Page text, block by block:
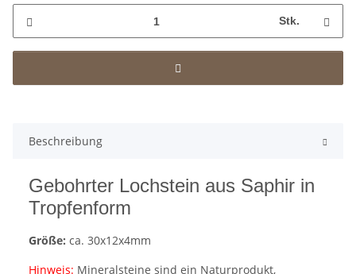
Stk.
Beschreibung
Gebohrter Lochstein aus Saphir in
Tropfenform
Größe: ca. 30x12x4mm
Hinweis: Mineralsteine sind ein Naturprodukt,